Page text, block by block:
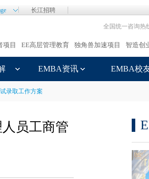
长江招聘
全国统一咨询热
项目 EE高层管理教育 独角兽加速项目 智造创
EMBA资讯 EMBA校
录取工作方案
员工商管